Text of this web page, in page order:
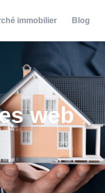
immobilier Blog
web